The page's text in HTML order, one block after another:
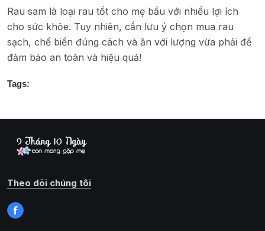
Rau sam là loại rau tốt cho mẹ bầu với nhiều lợi ích
cho sức khỏe. Tuy nhiên, cần lưu ý chọn mua rau
sạch, chế biến đúng cách và ăn với lượng vừa phải để
đảm bảo an toàn và hiệu quả!
Tags:
Theo dõi chúng tôi